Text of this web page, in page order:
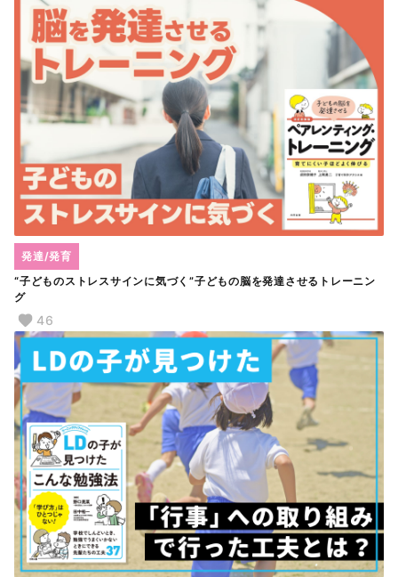
“子どものストレスサインに気づく”子どもの脳を発達させるトレーニン
グ
発達/発育
46